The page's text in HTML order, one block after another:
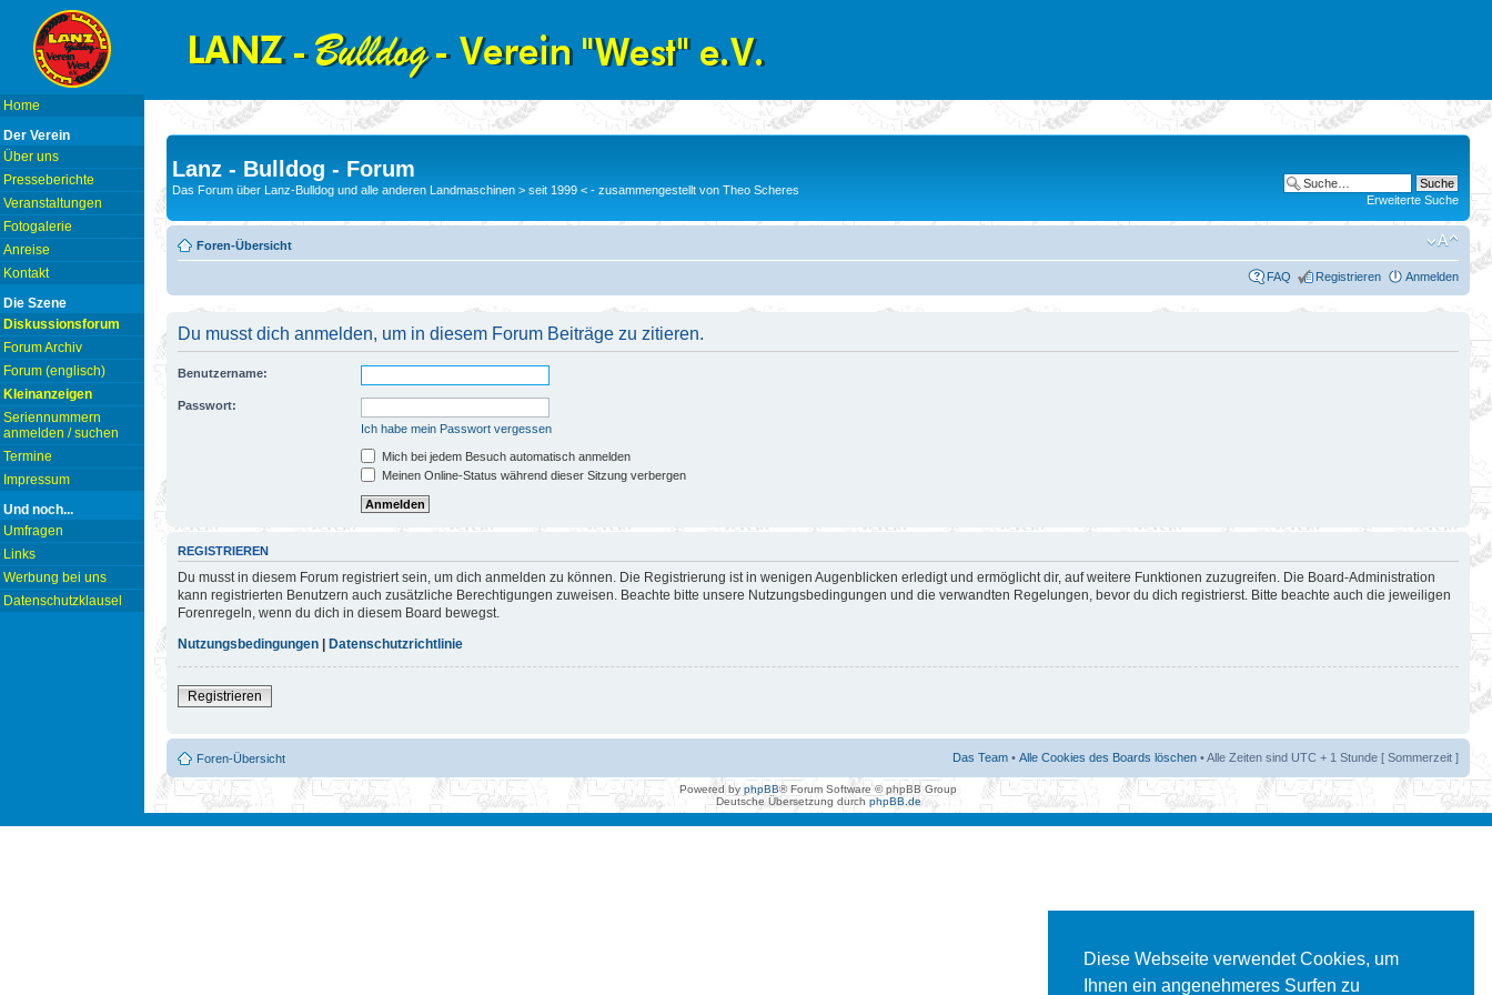
Diese Webseite verwendet Cookies, um
Ihnen ein angenehmeres Surfen zu
Home
Der Verein
Über uns
Presseberichte
Veranstaltungen
Fotogalerie
Anreise
Kontakt
Die Szene
Diskussionsforum
Forum Archiv
Forum (englisch)
Kleinanzeigen
Seriennummern
anmelden / suchen
Termine
Impressum
Und noch...
Umfragen
Links
Werbung bei uns
Datenschutzklausel
Lanz - Bulldog - Forum
Das Forum über Lanz-Bulldog und alle anderen Landmaschinen > seit 1999 < - zusammengestellt von Theo Scheres
Erweiterte Suche
Foren-Übersicht
FAQ Registrieren Anmelden
Du musst dich anmelden, um in diesem Forum Beiträge zu zitieren.
Benutzername:
Passwort:
Ich habe mein Passwort vergessen
Mich bei jedem Besuch automatisch anmelden
Meinen Online-Status während dieser Sitzung verbergen
REGISTRIEREN
Du musst in diesem Forum registriert sein, um dich anmelden zu können. Die Registrierung ist in wenigen Augenblicken erledigt und ermöglicht dir, auf weitere Funktionen zuzugreifen. Die Board-Administration
kann registrierten Benutzern auch zusätzliche Berechtigungen zuweisen. Beachte bitte unsere Nutzungsbedingungen und die verwandten Regelungen, bevor du dich registrierst. Bitte beachte auch die jeweiligen
Forenregeln, wenn du dich in diesem Board bewegst.
Nutzungsbedingungen | Datenschutzrichtlinie
Registrieren
Foren-Übersicht Das Team • Alle Cookies des Boards löschen • Alle Zeiten sind UTC + 1 Stunde [ Sommerzeit ]
Powered by phpBB® Forum Software © phpBB Group
Deutsche Übersetzung durch phpBB.de